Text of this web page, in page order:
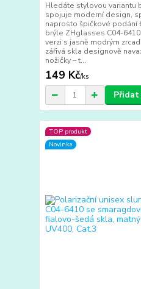
Hledáte stylovou variantu
spojuje moderní design,
naprosto špičkové podání
brýle ZHglasses C04-
verzi s jasně modrým
zářivá skla designově
nožičky – t...
149 Kč/ks
TOP produkt
Novinka